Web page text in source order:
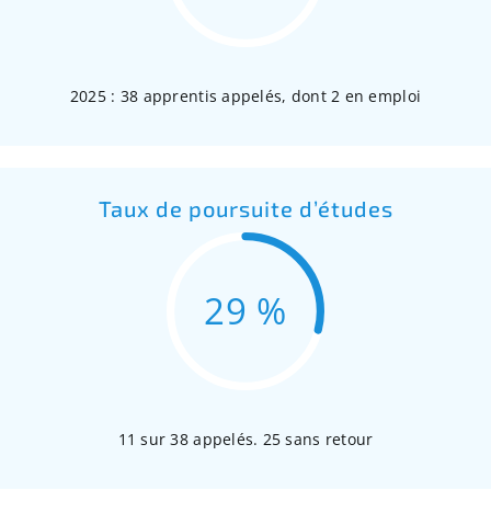
2025 : 38 apprentis appelés, dont 2 en emploi
Taux de poursuite d’études
29 %
11 sur 38 appelés. 25 sans retour